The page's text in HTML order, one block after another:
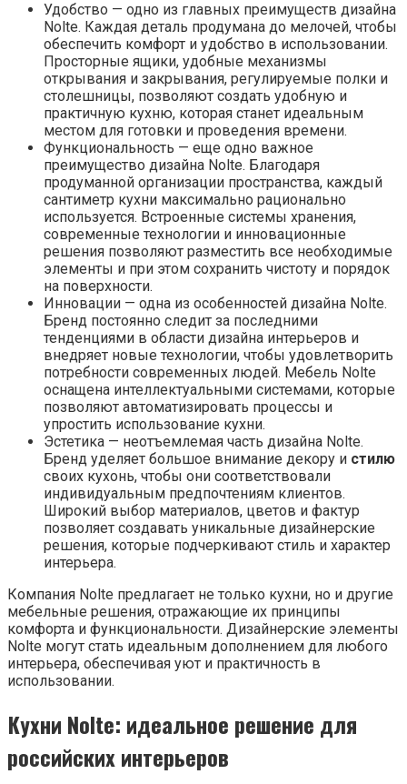
Удобство — одно из главных преимуществ дизайна
Nolte. Каждая деталь продумана до мелочей, чтобы
обеспечить комфорт и удобство в использовании.
Просторные ящики, удобные механизмы
открывания и закрывания, регулируемые полки и
столешницы, позволяют создать удобную и
практичную кухню, которая станет идеальным
местом для готовки и проведения времени.
Функциональность — еще одно важное
преимущество дизайна Nolte. Благодаря
продуманной организации пространства, каждый
сантиметр кухни максимально рационально
используется. Встроенные системы хранения,
современные технологии и инновационные
решения позволяют разместить все необходимые
элементы и при этом сохранить чистоту и порядок
на поверхности.
Инновации — одна из особенностей дизайна Nolte.
Бренд постоянно следит за последними
тенденциями в области дизайна интерьеров и
внедряет новые технологии, чтобы удовлетворить
потребности современных людей. Мебель Nolte
оснащена интеллектуальными системами, которые
позволяют автоматизировать процессы и
упростить использование кухни.
Эстетика — неотъемлемая часть дизайна Nolte.
Бренд уделяет большое внимание декору и стилю
своих кухонь, чтобы они соответствовали
индивидуальным предпочтениям клиентов.
Широкий выбор материалов, цветов и фактур
позволяет создавать уникальные дизайнерские
решения, которые подчеркивают стиль и характер
интерьера.
Компания Nolte предлагает не только кухни, но и другие
мебельные решения, отражающие их принципы
комфорта и функциональности. Дизайнерские элементы
Nolte могут стать идеальным дополнением для любого
интерьера, обеспечивая уют и практичность в
использовании.
Кухни Nolte: идеальное решение для
российских интерьеров